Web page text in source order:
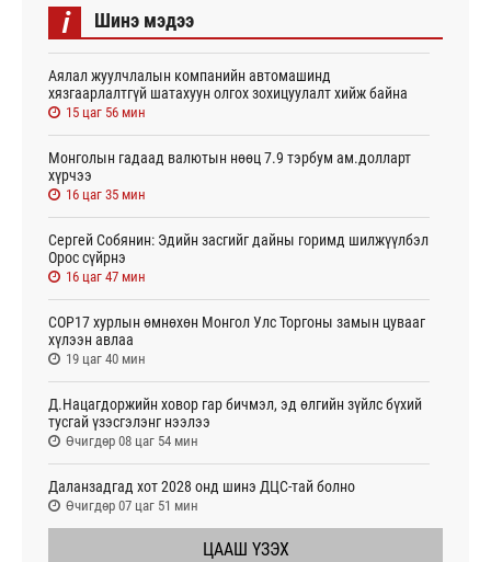
i Шинэ мэдээ
Аялал жуулчлалын компанийн автомашинд
хязгаарлалтгүй шатахуун олгох зохицуулалт хийж байна
15 цаг 56 мин
Монголын гадаад валютын нөөц 7.9 тэрбум ам.долларт
хүрчээ
16 цаг 35 мин
Сергей Собянин: Эдийн засгийг дайны горимд шилжүүлбэл
Орос сүйрнэ
16 цаг 47 мин
COP17 хурлын өмнөхөн Монгол Улс Торгоны замын цувааг
хүлээн авлаа
19 цаг 40 мин
Д.Нацагдоржийн ховор гар бичмэл, эд өлгийн зүйлс бүхий
тусгай үзэсгэлэнг нээлээ
Өчигдөр 08 цаг 54 мин
Даланзадгад хот 2028 онд шинэ ДЦС-тай болно
Өчигдөр 07 цаг 51 мин
ЦААШ ҮЗЭХ